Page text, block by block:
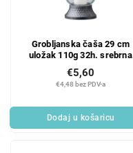
Grobljanska čaša 29 cm
uložak 110g 32h. srebrna
grančica
€4,48 bez PDV-a
€5,60
Dodaj u košaricu